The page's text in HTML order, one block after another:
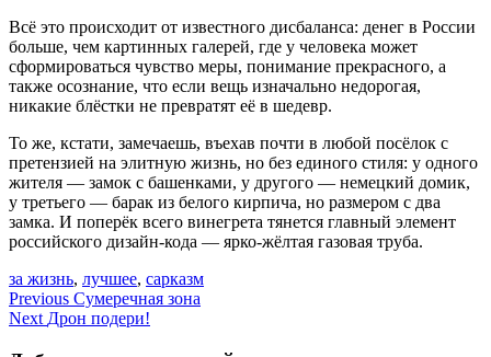
Всё это происходит от известного дисбаланса: денег в России
больше, чем картинных галерей, где у человека может
сформироваться чувство меры, понимание прекрасного, а
также осознание, что если вещь изначально недорогая,
никакие блёстки не превратят её в шедевр.
То же, кстати, замечаешь, въехав почти в любой посёлок с
претензией на элитную жизнь, но без единого стиля: у одного
жителя — замок с башенками, у другого — немецкий домик,
у третьего — барак из белого кирпича, но размером с два
замка. И поперёк всего винегрета тянется главный элемент
российского дизайн-кода — ярко-жёлтая газовая труба.
за жизнь, лучшее, сарказм
Навигация
по
Previous Сумеречная зона
Next Дрон подери!